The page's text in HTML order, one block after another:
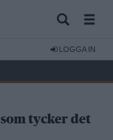
LOGGA IN
tycker det